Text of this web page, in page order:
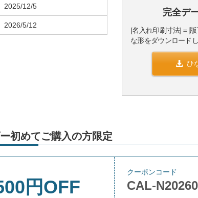
2025/12/5
2026/5/12
完全デ
[名入れ印刷寸法]＝[
な形をダウンロード
ひ
初めてご購入の方限定
円OFF
クーポンコード
CAL-